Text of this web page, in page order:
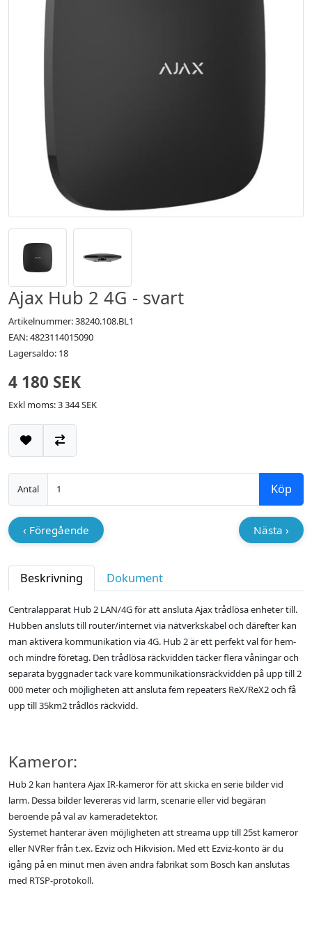
Ajax Hub 2 4G - svart
Artikelnummer: 38240.108.BL1
EAN: 4823114015090
Lagersaldo: 18
4 180 SEK
Exkl moms: 3 344 SEK
Lägg till i önskelistan
Jämför
Antal Köp
‹ Föregående Nästa ›
Beskrivning Dokument
Centralapparat Hub 2 LAN/4G för att ansluta Ajax trådlösa enheter till.
Hubben ansluts till router/internet via nätverkskabel och därefter kan
man aktivera kommunikation via 4G. Hub 2 är ett perfekt val för hem-
och mindre företag. Den trådlösa räckvidden täcker flera våningar och
separata byggnader tack vare kommunikationsräckvidden på upp till 2
000 meter och möjligheten att ansluta fem repeaters ReX/ReX2 och få
upp till 35km2 trådlös räckvidd.
Kameror:
Hub 2 kan hantera Ajax IR-kameror för att skicka en serie bilder vid
larm. Dessa bilder levereras vid larm, scenarie eller vid begäran
beroende på val av kameradetektor.
Systemet hanterar även möjligheten att streama upp till 25st kameror
eller NVRer från t.ex. Ezviz och Hikvision. Med ett Ezviz-konto är du
igång på en minut men även andra fabrikat som Bosch kan anslutas
med RTSP-protokoll.